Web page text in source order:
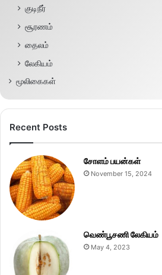
குடிநீர்
சூரணம்
தைலம்
லேகியம்
மூலிகைகள்
Recent Posts
சோளம் பயன்கள்
November 15, 2024
வெண்பூசணி லேகியம்
May 4, 2023